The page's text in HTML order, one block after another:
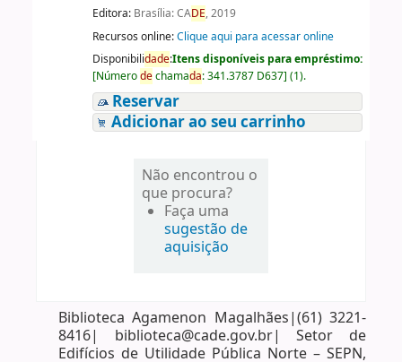
Editora: Brasília: CADE, 2019
Recursos online:Clique aqui para acessar online
Disponibilidade:Itens disponíveis para empréstimo:
[Númerodechamada:341.3787 D637] (1).
Reservar
Adicionar ao seu carrinho
Não encontrou o
que procura?
Faça uma
sugestão de
aquisição
Biblioteca Agamenon Magalhães|(61) 3221-
8416| biblioteca@cade.gov.br| Setor de
Edifícios de Utilidade Pública Norte – SEPN,